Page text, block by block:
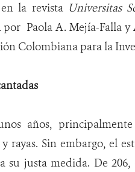
la revista Universitas
Paola A. Mejía-Falla y
Colombiana para la
años,
rayas. Sin embargo, el
su justa medida. De